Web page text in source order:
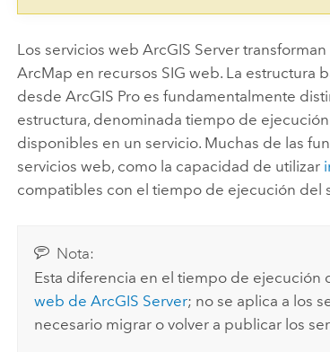
Los servicios webArcGIS Server
ArcMap en recursos SIG web. La estructura
desdeArcGIS Pro es fundamentalmente
estructura, denominada tiempo de
disponibles en un servicio. Muchas de las
servicios web, como la capacidad de utilizar
compatibles con el tiempo de ejecución del
Nota:
Esta diferencia en el tiempo de ejecución
web de ArcGIS Server; no se aplica a los
necesario migrar o volver a publicar los